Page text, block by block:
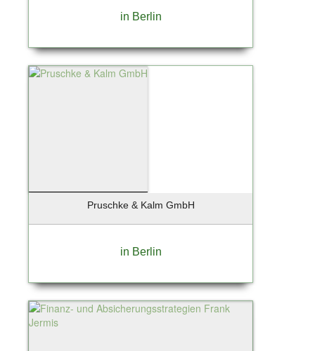
in Berlin
Pruschke & Kalm GmbH
in Berlin